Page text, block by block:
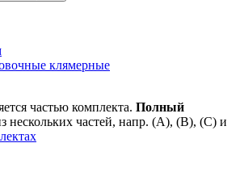
клямерные
частью комплекта. Полный
нескольких частей, напр. (А), (B), (С) и